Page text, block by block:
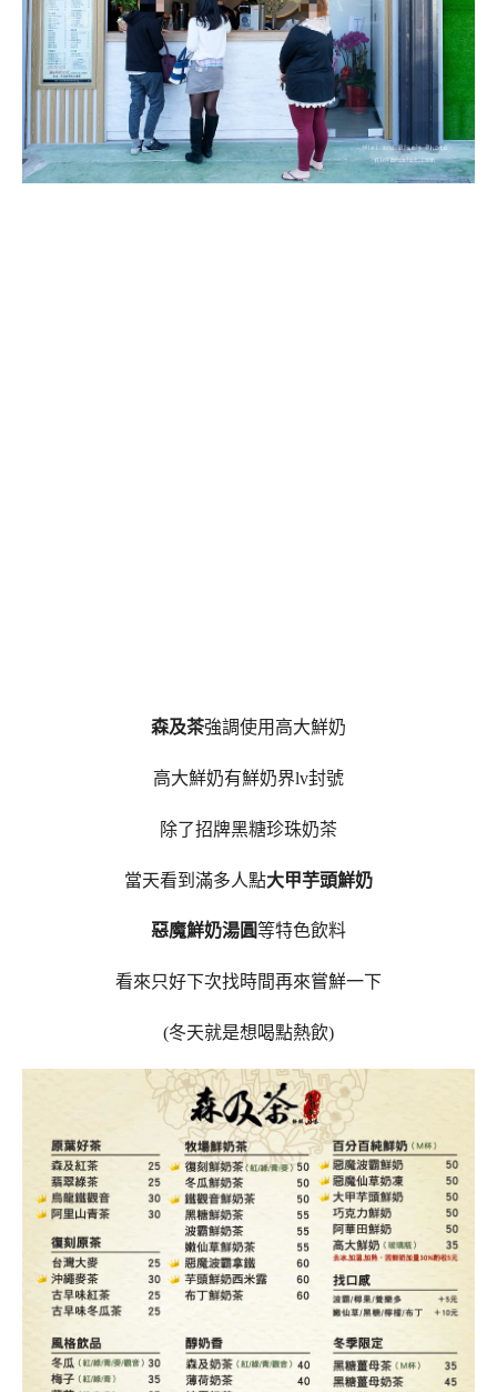
森及茶強調使用高大鮮奶
高大鮮奶有鮮奶界lv封號
除了招牌黑糖珍珠奶茶
當天看到滿多人點大甲芋頭鮮奶
惡魔鮮奶湯圓等特色飲料
看來只好下次找時間再來嘗鮮一下
(冬天就是想喝點熱飲)